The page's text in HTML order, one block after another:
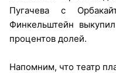
Пугачева с
Финкельштейн
процентов долей.
Напомним, что театр